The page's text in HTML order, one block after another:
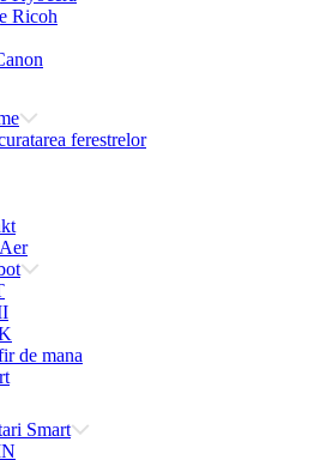
Ricoh
ferestrelor
de mana
Smart